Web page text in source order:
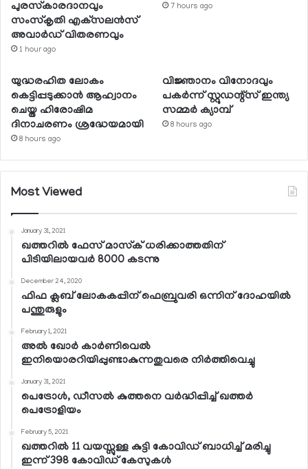
പുരസ്‌കാരദാനവും
സംസ്‌കൃതി എക്‌സലന്‍സ്
അവാര്‍ഡ് വിതരണവും
1 hour ago
7 hours ago
യുദ്ധരഹിത ലോകം
കെട്ടിപ്പടുക്കാന്‍ ആഹ്വാനം
ചെയ്ത ഹിരോഷിമ
ദിനാചരണം ശ്രദ്ധേയമായി
8 hours ago
വിജ്ഞാനം വിനോദവും
പകര്‍ന്ന് സ്റ്റുഡന്റ്‌സ് ഇന്ത്യ
സമ്മര്‍ ക്യാമ്പ്
8 hours ago
Most Viewed
January 31, 2021
ഖത്തറില്‍ ഫേസ് മാസ്‌ക് ധരിക്കാത്തതിന്
പിടിയിലായവര്‍ 8000 കടന്നു
December 24, 2020
ഫിഫ ക്ലബ് ലോകകപ്പിന് ഫെബ്രുവരി ഒന്നിന് ദോഹയില്‍
പന്തുരുളും
February 1, 2021
അല്‍ ഖോര്‍ കാര്‍ണിവെല്‍
ഇനിയൊരറിയിപ്പുണ്ടാകുന്നതുവരെ നിര്‍ത്തിവെച്ചു
January 31, 2021
പെട്രോള്‍, ഡീസല്‍ കുത്തനെ വര്‍ദ്ധിപ്പിച്ച് ഖത്തര്‍
പെട്രോളിയം
February 5, 2021
ഖത്തറില്‍ 11 വയസ്സുള്ള കുട്ടി കോവിഡ് ബാധിച്ച് മരിച്ചു
ഇന്ന് 398 കോവിഡ് കേസുകള്‍